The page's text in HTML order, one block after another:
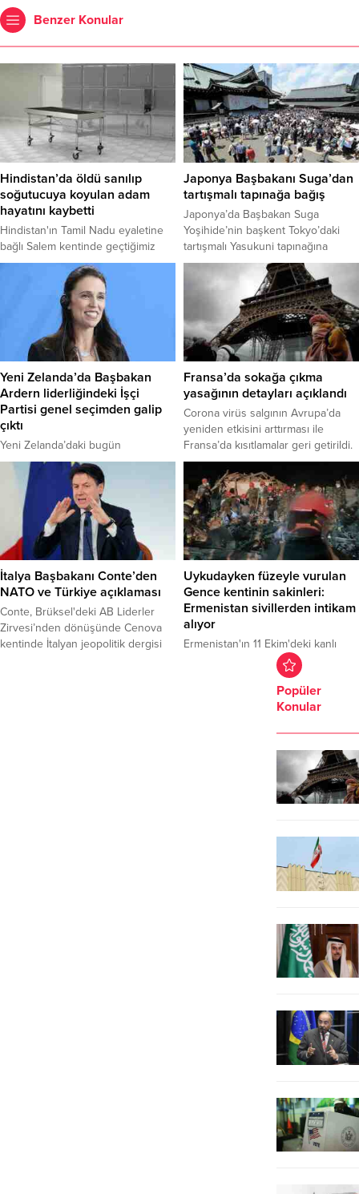
Benzer Konular
Hindistan’da öldü sanılıp
soğutucuya koyulan adam
hayatını kaybetti
Hindistan'ın Tamil Nadu eyaletine
bağlı Salem kentinde geçtiğimiz
pazartesi günü 74 yaşındaki
Balasubramanyam, özel bir
hastanede doktorun öldüğünü
söylemesinin ardından soğutucuya
koyuldu. Ertesi gün cenazeyi
almaya gelen görevliler yaşlı
adamın titrediğini ve hayatta
olduğunu fark etti. Dondurucudan
çıkarılıp yeniden hastaneye
kaldırılan adam tüm müdahalelere
rağmen bugün hayatını kaybetti.
Salem...
Japonya Başbakanı Suga’dan
tartışmalı tapınağa bağış
Japonya’da Başbakan Suga
Yoşihide’nin başkent Tokyo’daki
tartışmalı Yasukuni tapınağına
törensel bağışta bulunduğu
bildirildi.
Yeni Zelanda’da Başbakan
Ardern liderliğindeki İşçi
Partisi genel seçimden galip
çıktı
Yeni Zelanda’daki bugün
yapılan genel seçimleri Başbakan
Jacinda Ardern liderliğindeki İşçi
Partisi kazandı. Sandıkların yüzde
96'sının ...
Fransa’da sokağa çıkma
yasağının detayları açıklandı
Corona virüs salgının Avrupa’da
yeniden etkisini arttırması ile
Fransa’da kısıtlamalar geri getirildi.
İtalya Başbakanı Conte’den
NATO ve Türkiye açıklaması
Conte, Brüksel'deki AB Liderler
Zirvesi’nden dönüşünde Cenova
kentinde İtalyan jeopolitik dergisi
Uykudayken füzeyle vurulan
Gence kentinin sakinleri:
Ermenistan sivillerden intikam
alıyor
Ermenistan'ın 11 Ekim'deki kanlı
saldırısının şokunu henüz
üzerlerinden atamayan
Azerbaycan'ın Gence kentinin
sakinleri, yine uykudayken daha
Popüler
Konular